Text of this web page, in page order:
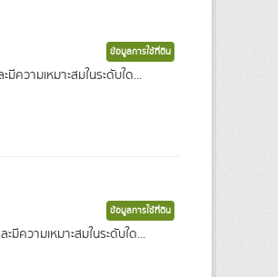
ข้อมูลการใช้ที่ดิน
วามเหมาะสมในระดับใด...
ข้อมูลการใช้ที่ดิน
วามเหมาะสมในระดับใด...